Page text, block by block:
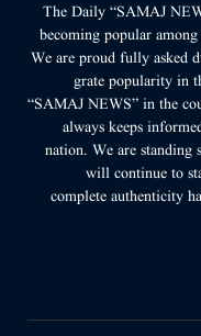
The Daily “SAMAJ
becoming popular
We are proud fully asked
grate popularity in
“SAMAJ NEWS” in the
always keeps
nation. We are
will continue to
complete authenticity